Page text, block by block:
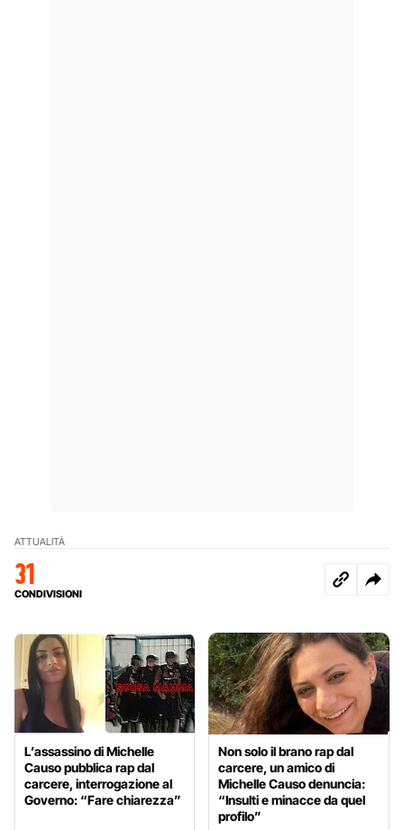
ATTUALITÀ
31
CONDIVISIONI
L’assassino di Michelle
Causo pubblica rap dal
carcere, interrogazione al
Governo: “Fare chiarezza”
Non solo il brano rap dal
carcere, un amico di
Michelle Causo denuncia:
“Insulti e minacce da quel
profilo”